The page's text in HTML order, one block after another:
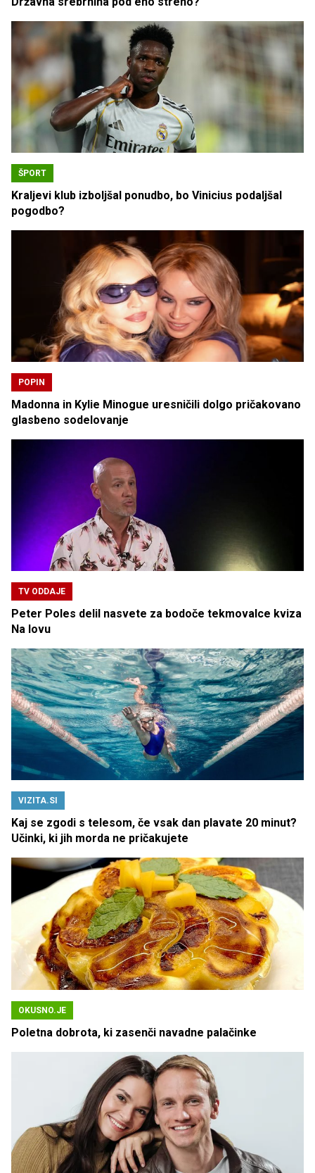
ŠPORT
Kraljevi klub izboljšal ponudbo, bo Vinicius podaljšal
pogodbo?
POPIN
Madonna in Kylie Minogue uresničili dolgo pričakovano
glasbeno sodelovanje
TV ODDAJE
Peter Poles delil nasvete za bodoče tekmovalce kviza
Na lovu
VIZITA.SI
Kaj se zgodi s telesom, če vsak dan plavate 20 minut?
Učinki, ki jih morda ne pričakujete
OKUSNO.JE
Poletna dobrota, ki zasenči navadne palačinke